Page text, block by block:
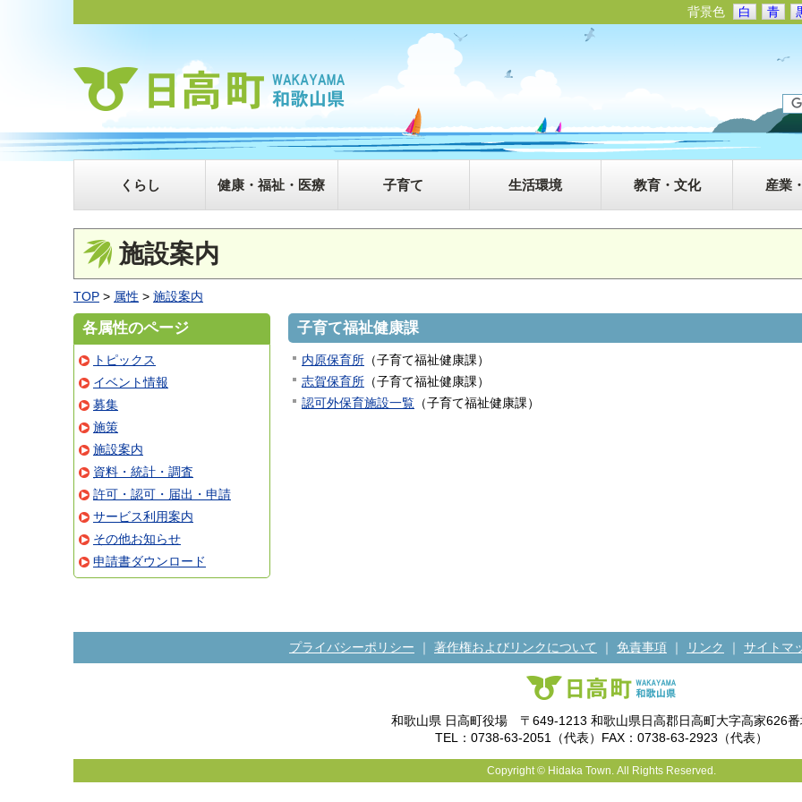
背景色 白 青
くらし 健康・福祉・医療 子育て 生活環境 教育・文化 産業
施設案内
TOP > 属性 > 施設案内
子育て福祉健康課
内原保育所 （子育て福祉健康課）
志賀保育所 （子育て福祉健康課）
認可外保育施設一覧 （子育て福祉健康課）
各属性のページ
トピックス
イベント情報
募集
施策
施設案内
資料・統計・調査
許可・認可・届出・申請
サービス利用案内
その他お知らせ
申請書ダウンロード
プライバシーポリシー ｜ 著作権およびリンクについて ｜ 免責事項 ｜ リンク ｜ サイトマ
和歌山県 日高町役場 〒649-1213 和歌山県日高郡日高町大字高家626番
TEL：0738-63-2051（代表）FAX：0738-63-2923（代表）
Copyright © Hidaka Town. All Rights Reserved.